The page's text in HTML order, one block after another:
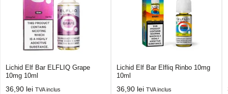
Lichid Elf Bar ELFLIQ Grape
10mg 10ml
36,90 lei TVA inclus
Lichid Elf Bar Elfliq Rinbo 10mg
10ml
36,90 lei TVA inclus